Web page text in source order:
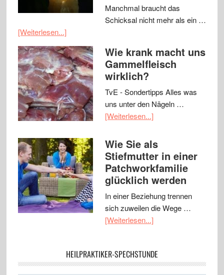
Manchmal braucht das
Schicksal nicht mehr als ein …
[Weiterlesen...]
Wie krank macht uns
Gammelfleisch
wirklich?
TvE - Sondertipps Alles was
uns unter den Nägeln …
[Weiterlesen...]
Wie Sie als
Stiefmutter in einer
Patchworkfamilie
glücklich werden
In einer Beziehung trennen
sich zuweilen die Wege …
[Weiterlesen...]
HEILPRAKTIKER-SPECHSTUNDE